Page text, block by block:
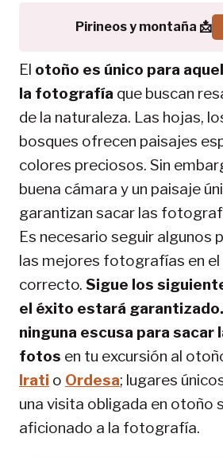
Pirineos y montaña 📩
El otoño es único para
la fotografía que buscan
de la naturaleza. Las hojas,
bosques ofrecen paisajes
colores preciosos. Sin
buena cámara y un paisaje
garantizan sacar las
Es necesario seguir algunos
las mejores fotografías en
correcto. Sigue los
el éxito estará
ninguna escusa para sacar
fotos en tu excursión al
Irati o Ordesa; lugares
una visita obligada en otoño
aficionado a la fotografía.